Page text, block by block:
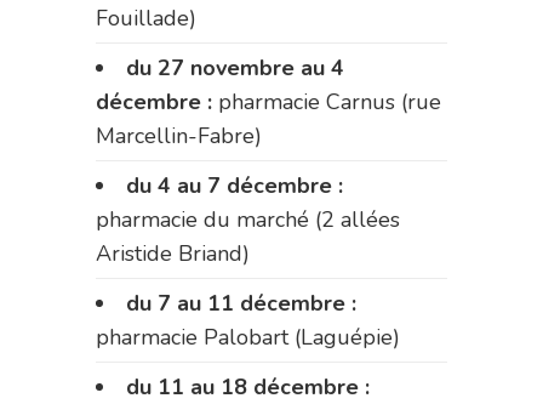
Fouillade)
du 27 novembre au 4
décembre : pharmacie Carnus (rue
Marcellin-Fabre)
du 4 au 7 décembre :
pharmacie du marché (2 allées
Aristide Briand)
du 7 au 11 décembre :
pharmacie Palobart (Laguépie)
du 11 au 18 décembre :